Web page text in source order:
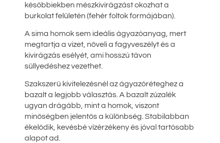
későbbiekben mészkivirágzást okozhat a
burkolat felületén (fehér foltok formájában).
A sima homok sem ideális ágyazóanyag, mert
megtartja a vizet, növeli a fagyveszélyt és a
kivirágzás esélyét, ami hosszú távon
süllyedéshez vezethet.
Szakszerű kivitelezésnél az ágyazóréteghez a
bazalt a legjobb választás. A bazalt zúzalék
ugyan drágább, mint a homok, viszont
minőségben jelentős a különbség. Stabilabban
ékelődik, kevésbé vízérzékeny és jóval tartósabb
alapot ad.